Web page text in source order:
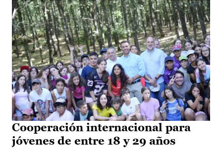
Cooperación internacional para
jóvenes de entre 18 y 29 años